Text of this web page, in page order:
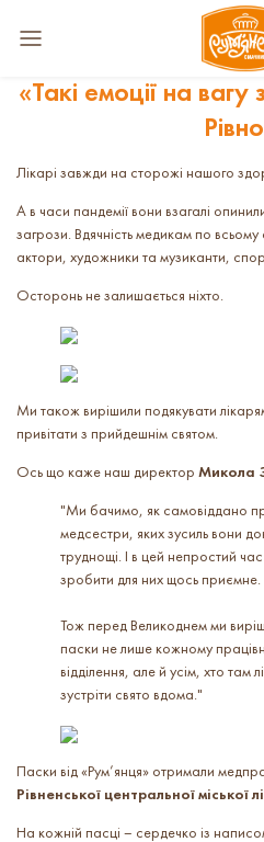
«Такі емоції на
Лікарі завжди на сторожі нашого
А в часи пандемії вони взагалі
загрози. Вдячність медикам по всьому
актори, художники та музиканти,
Осторонь не залишається ніхто.
Ми також вирішили подякувати
привітати з прийдешнім святом.
Ось що каже наш директор Микола
"Ми бачимо, як самовіддано
медсестри, яких зусиль вони
труднощі. І в цей непростий
зробити для них щось приємне.
Тож перед Великоднем ми
паски не лише кожному
відділення, але й усім, хто там
зустріти свято вдома."
Паски від «Рум’янця» отримали
Рівненської центральної міської
На кожній пасці – сердечко із